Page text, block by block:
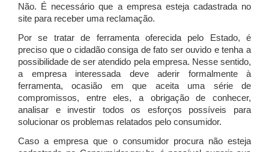
Não. É necessário que a empresa esteja cadastrada no
site para receber uma reclamação.
Por se tratar de ferramenta oferecida pelo Estado, é
preciso que o cidadão consiga de fato ser ouvido e tenha a
possibilidade de ser atendido pela empresa. Nesse sentido,
a empresa interessada deve aderir formalmente à
ferramenta, ocasião em que aceita uma série de
compromissos, entre eles, a obrigação de conhecer,
analisar e investir todos os esforços possíveis para
solucionar os problemas relatados pelo consumidor.
Caso a empresa que o consumidor procura não esteja